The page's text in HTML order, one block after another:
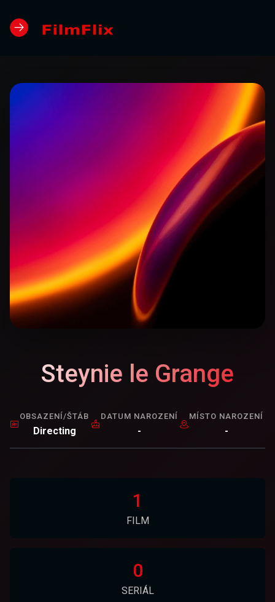
Steynie le Grange
OBSAZENÍ/ŠTÁB
Directing
DATUM NAROZENÍ
-
MÍSTO NAROZENÍ
-
1
FILM
0
SERIÁL